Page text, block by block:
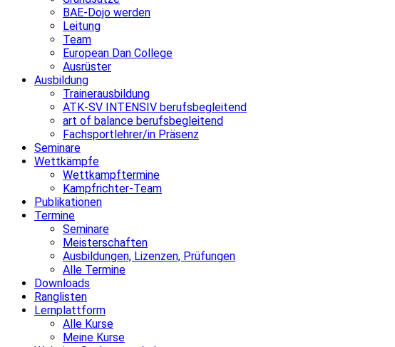
BAE-Dojo werden
Leitung
Team
European Dan College
Ausrüster
Ausbildung
Trainerausbildung
ATK-SV INTENSIV berufsbegleitend
art of balance berufsbegleitend
Fachsportlehrer/in Präsenz
Seminare
Wettkämpfe
Wettkampftermine
Kampfrichter-Team
Publikationen
Termine
Seminare
Meisterschaften
Ausbildungen, Lizenzen, Prüfungen
Alle Termine
Downloads
Ranglisten
Lernplattform
Alle Kurse
Meine Kurse